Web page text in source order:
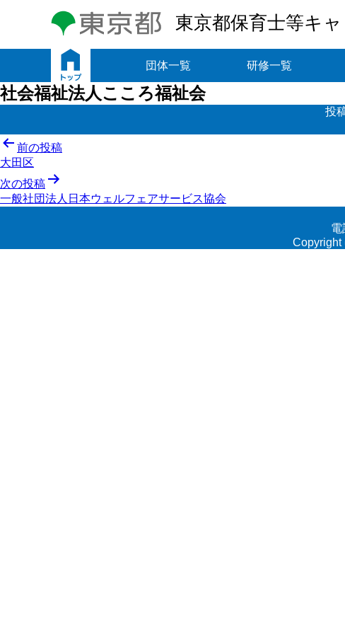
東京都保育士等キ
団体一覧 研修一覧
社会福祉法人こころ福祉会
投
投
稿
ナ
ビ
前の投稿
大田区
次の投稿
一般社団法人日本ウェルフェアサービス協会
電
Copyright